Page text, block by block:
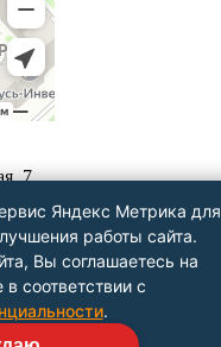
7
Яндекс Метрика для
работы сайта.
Вы соглашаетесь на
соответствии с
.